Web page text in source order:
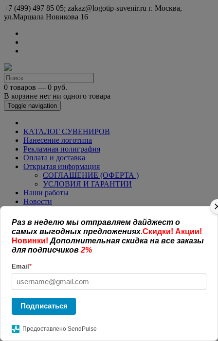
+7 (499) 497 85 05; zakaz@logotip-suvenir.ru г. Москва,
ул.Маршала Новикова 16
0 товаров — 0 руб.
В корзине нет ни одного товара
Toggle navigation
КАТАЛОГ СУВЕНИРОВ
Нанесение логотипа
Рекламная полиграфия
Оплата и доставка
Открытая информация
СОГЛАШЕНИЕ (ОФЕРТА )
УСЛОВИЯ И ГАРАНТИИ
Наши работы
Новости
ГлавнаяКАТАЛОГ СУВЕНИРОВОткрывалки
Фильтр
Цена от: до:
Применить
РЕКЛАМНАЯ ПРОДУКЦИЯ
Пакеты с логотипом
Раз в неделю мы отправляем дайджест о
самых выгодных предложениях.Скидки! Акции!
Новинки!Дополнительная скидка на все заказы
для подписчиков 2%
Email *
Подписаться
Предоставлено SendPulse